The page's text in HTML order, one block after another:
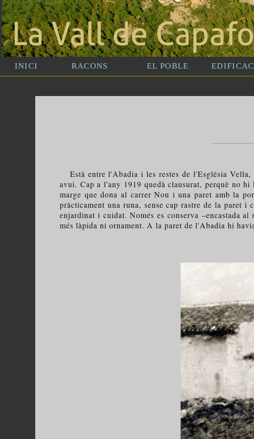
Està entre l'Abadia i les restes de l'Església Vella,
avui. Cap a l'any 1919 quedà clausurat, perquè no
marge que dona al carrer Nou i una paret amb la
pràcticament una runa, sense cap rastre de la paret
enjardinat i cuidat. Només es conserva –encastada
més làpida ni ornament. A la paret de l'Abadia hi